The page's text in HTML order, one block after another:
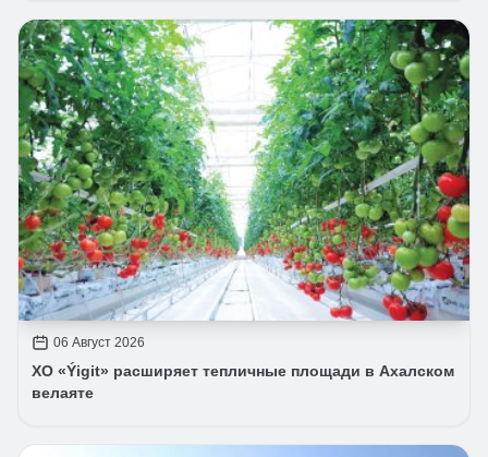
06 Август 2026
ХО «Ýigit» расширяет тепличные площади в Ахалском
велаяте